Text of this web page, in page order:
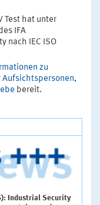
Test hat unter
IFA
nach IEC ISO
zu
bereit.
Industrial Security